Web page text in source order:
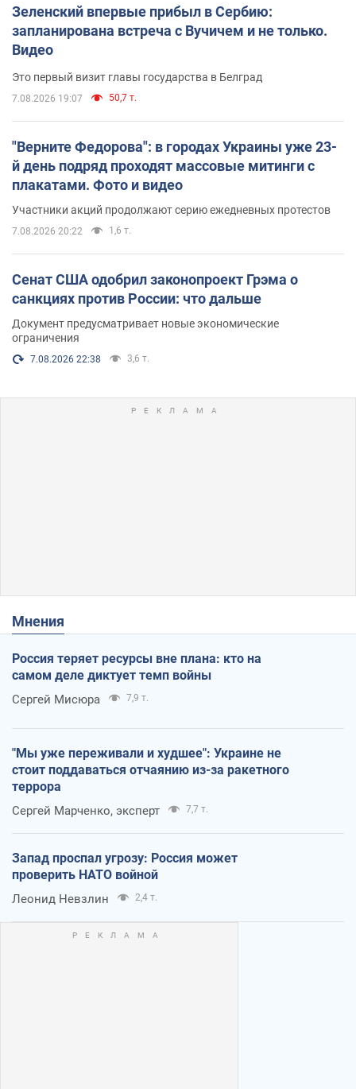
Зеленский впервые прибыл в Сербию:
запланирована встреча с Вучичем и не только.
Видео
Это первый визит главы государства в Белград
7.08.2026 19:07 50,7 т.
"Верните Федорова": в городах Украины уже 23-
й день подряд проходят массовые митинги с
плакатами. Фото и видео
Участники акций продолжают серию ежедневных протестов
7.08.2026 20:22 1,6 т.
Сенат США одобрил законопроект Грэма о
санкциях против России: что дальше
Документ предусматривает новые экономические
ограничения
7.08.2026 22:38 3,6 т.
Мнения
Россия теряет ресурсы вне плана: кто на
самом деле диктует темп войны
Сергей Мисюра 7,9 т.
"Мы уже переживали и худшее": Украине не
стоит поддаваться отчаянию из-за ракетного
террора
Сергей Марченко, эксперт 7,7 т.
Запад проспал угрозу: Россия может
проверить НАТО войной
Леонид Невзлин 2,4 т.